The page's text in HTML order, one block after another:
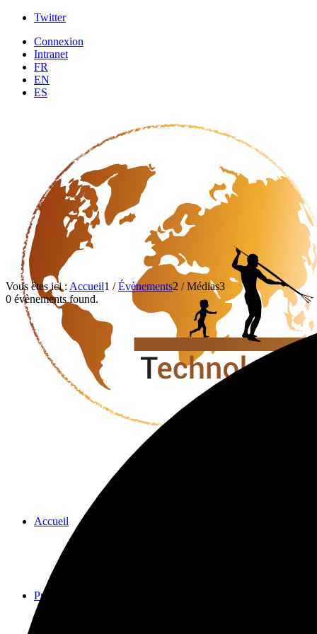
Twitter
Connexion
Intranet
FR
EN
ES
Accueil
Présentation
Vous êtes ici : Accueil1 / Évènements2 / Médias3
0 évènements found.